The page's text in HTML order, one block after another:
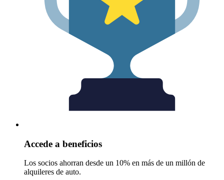
Accede a beneficios
Los socios ahorran desde un 10% en más de un millón de
alquileres de auto.